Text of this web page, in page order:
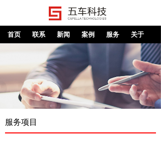
首页 联系 新闻 案例 服务 关于
服务项目